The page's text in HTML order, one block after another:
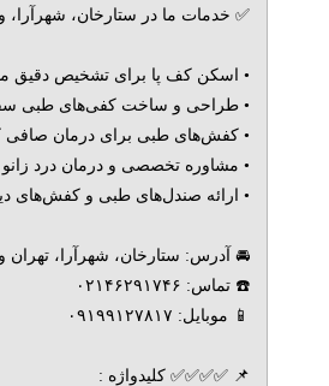
✅ خدمات ما در ستارخان، شهرآرا، و
• اسکن کف پا برای تشخیص دقیق
• طراحی و ساخت کفی‌های طبی
• کفش‌های طبی برای درمان صافی
• مشاوره تخصصی و درمان درد زانو
• ارائه صندل‌های طبی و کفش‌های
🚘 آدرس: ستارخان، شهرآرا، تهران
☎️ تماس: ۰۲۱۴۶۲۹۱۷۴۶
📱 موبایل: ۰۹۱۹۹۱۲۷۸۱۷
📌 ✅✅✅✅ کلیدواژه :